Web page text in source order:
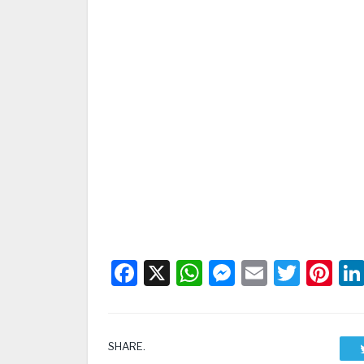
Facebook
X WhatsApp
Messenger
Email
SHARE.